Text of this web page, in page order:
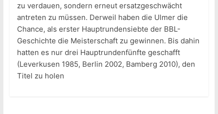
zu verdauen, sondern erneut ersatzgeschwächt
antreten zu müssen. Derweil haben die Ulmer die
Chance, als erster Hauptrundensiebte der BBL-
Geschichte die Meisterschaft zu gewinnen. Bis dahin
hatten es nur drei Hauptrundenfünfte geschafft
(Leverkusen 1985, Berlin 2002, Bamberg 2010), den
Titel zu holen